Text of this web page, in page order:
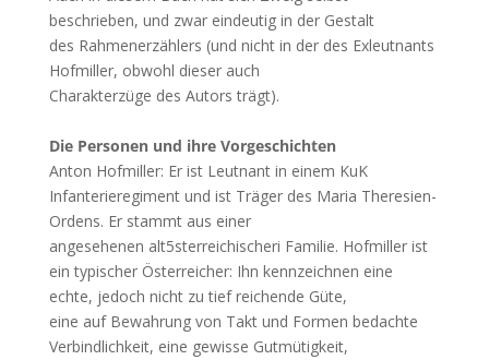
beschrieben, und zwar eindeutig in der Gestalt
des Rahmenerzählers (und nicht in der des Exleutnants
Hofmiller, obwohl dieser auch
Charakterzüge des Autors trägt).
Die Personen und ihre Vorgeschichten
Anton Hofmiller: Er ist Leutnant in einem KuK
Infanterieregiment und ist Träger des Maria Theresien-
Ordens. Er stammt aus einer
angesehenen alt5sterreichischeri Familie. Hofmiller ist
ein typischer Österreicher: Ihn kennzeichnen eine
echte, jedoch nicht zu tief reichende Güte,
eine auf Bewahrung von Takt und Formen bedachte
Verbindlichkeit, eine gewisse Gutmütigkeit,